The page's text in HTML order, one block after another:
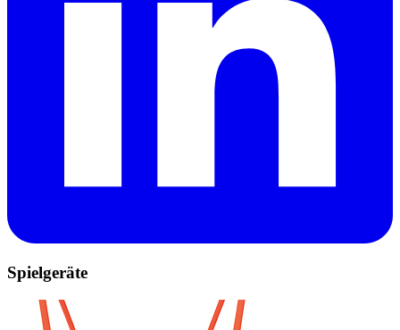
Spielgeräte